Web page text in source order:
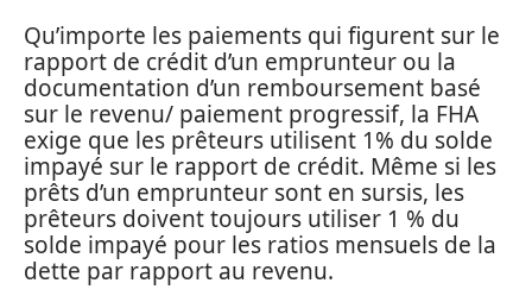
Qu’importe les paiements qui figurent sur le
rapport de crédit d’un emprunteur ou la
documentation d’un remboursement basé
sur le revenu/ paiement progressif, la FHA
exige que les prêteurs utilisent 1% du solde
impayé sur le rapport de crédit. Même si les
prêts d’un emprunteur sont en sursis, les
prêteurs doivent toujours utiliser 1 % du
solde impayé pour les ratios mensuels de la
dette par rapport au revenu.